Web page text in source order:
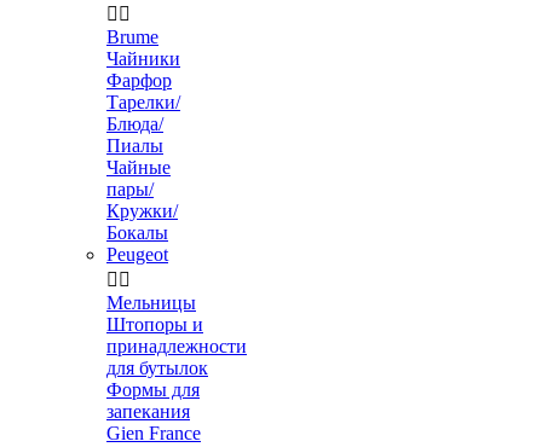
 
Brume
Чайники
Фарфор
Тарелки/
Блюда/
Пиалы
Чайные
пары/
Кружки/
Бокалы
Peugeot
 
Мельницы
Штопоры и
принадлежности
для бутылок
Формы для
запекания
Gien France